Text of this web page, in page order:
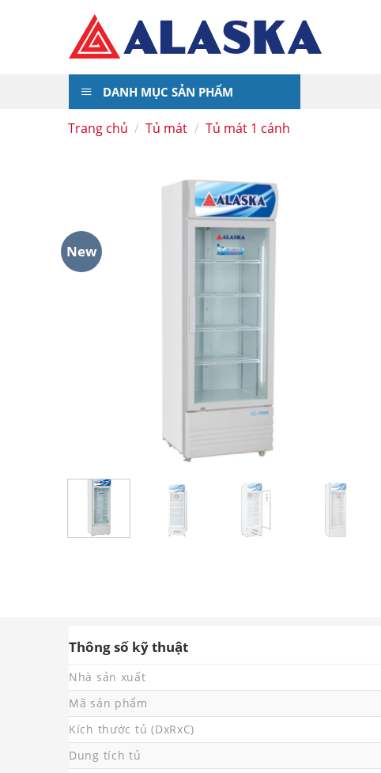
DANH MỤC SẢN PHẨM
Trang chủ / Tủ mát / Tủ mát 1 cánh
New
Thông số kỹ thuật
Nhà sản xuất
Mã sản phẩm
Kích thước tủ (DxRxC)
Dung tích tủ